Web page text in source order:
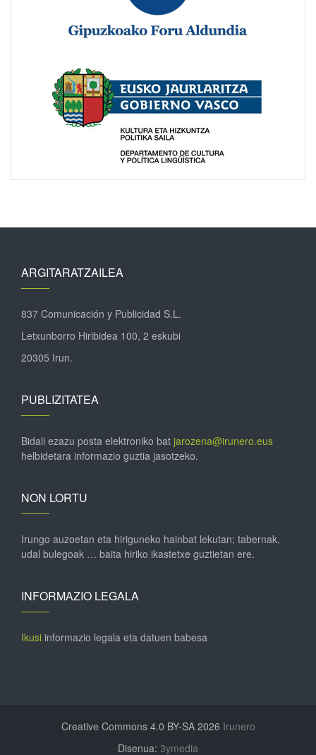
ARGITARATZAILEA
837 Comunicación y Publicidad S.L.
Letxunborro Hiribidea 100, 2 eskubi
20305 Irun.
PUBLIZITATEA
Bidali ezazu posta elektroniko bat jarozena@irunero.eus
helbidetara informazio guztia jasotzeko.
NON LORTU
Irungo auzoetan eta hiriguneko hainbat lekutan; tabernak,
udal bulegoak … baita hiriko ikastetxe guztietan ere.
INFORMAZIO LEGALA
Ikusi informazio legala eta datuen babesa
Creative Commons 4.0 BY-SA 2026 Irunero
Disenua: 3ymedia